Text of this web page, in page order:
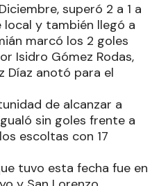
superó 2 a 1 a
local y también llegó a
marcó los 2 goles
Isidro Gómez Rodas,
Díaz anotó para el
de alcanzar a
sin goles frente a
escoltas con 17
tuvo esta fecha fue en